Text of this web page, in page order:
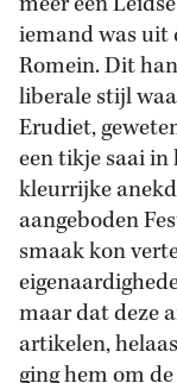
iemand was uit
Romein. Dit
liberale stijl
Erudiet,
een tikje saai
kleurrijke
aangeboden
smaak kon
maar dat deze
artikelen,
ging hem om